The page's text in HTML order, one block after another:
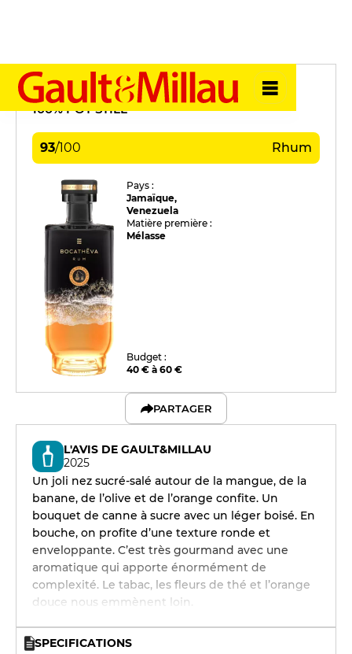
Bocathéva
100% POT STILL
93/100 Rhum
Pays :
Jamaïque,
Venezuela
Matière première :
Mélasse
Budget :
40 € à 60 €
PARTAGER
L'AVIS DE GAULT&MILLAU
2025
Un joli nez sucré‑salé autour de la mangue, de la
banane, de l’olive et de l’orange confite. Un
bouquet de canne à sucre avec un léger boisé. En
bouche, on profite d’une texture ronde et
enveloppante. C’est très gourmand avec une
aromatique qui apporte énormément de
complexité. Le tabac, les fleurs de thé et l’orange
douce nous emmènent loin.
SPECIFICATIONS